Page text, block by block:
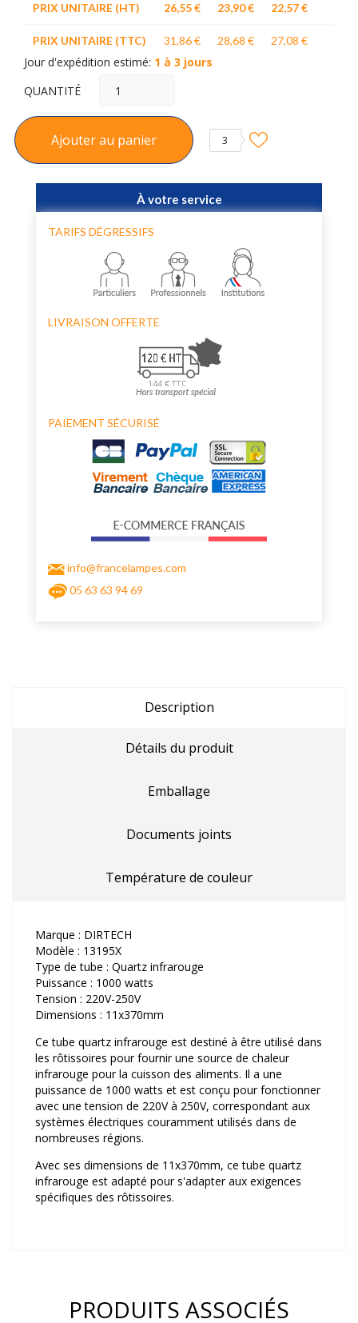
PRIX UNITAIRE (HT) 26,55 € 23,90 € 22,57 €
PRIX UNITAIRE (TTC) 31,86 € 28,68 € 27,08 €
Jour d'expédition estimé: 1 à 3 jours
QUANTITÉ
Ajouter au panier 3
À votre service
TARIFS DÉGRESSIFS
LIVRAISON OFFERTE
PAIEMENT SÉCURISÉ
info@francelampes.com
05 63 63 94 69
Description
Détails du produit
Emballage
Documents joints
Température de couleur
Marque : DIRTECH
Modèle : 13195X
Type de tube : Quartz infrarouge
Puissance : 1000 watts
Tension : 220V-250V
Dimensions : 11x370mm
Ce tube quartz infrarouge est destiné à être utilisé dans
les rôtissoires pour fournir une source de chaleur
infrarouge pour la cuisson des aliments. Il a une
puissance de 1000 watts et est conçu pour fonctionner
avec une tension de 220V à 250V, correspondant aux
systèmes électriques couramment utilisés dans de
nombreuses régions.
Avec ses dimensions de 11x370mm, ce tube quartz
infrarouge est adapté pour s'adapter aux exigences
spécifiques des rôtissoires.
PRODUITS ASSOCIÉS